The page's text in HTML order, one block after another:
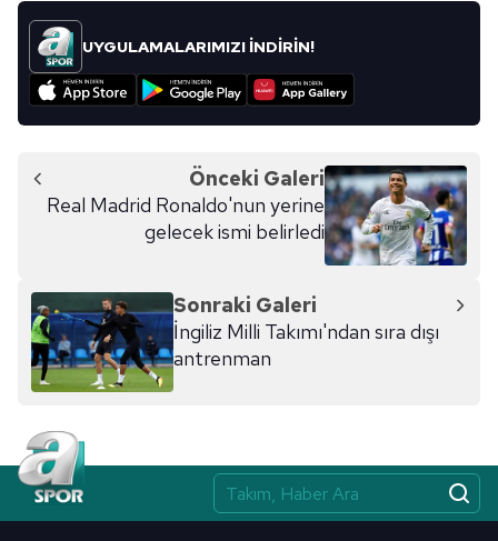
UYGULAMALARIMIZI İNDİRİN!
Önceki Galeri
Real Madrid Ronaldo'nun yerine
gelecek ismi belirledi
Sonraki Galeri
İngiliz Milli Takımı'ndan sıra dışı
antrenman